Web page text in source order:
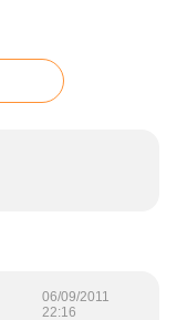
06/09/2011
22:16